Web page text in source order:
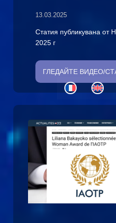
13.03.2025
Статия публикувана от
2025 г
ГЛЕДАЙТЕ ВИДЕО/